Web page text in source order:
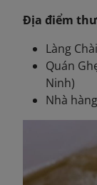
Địa điểm
Làng
Quán
Ninh)
Nhà